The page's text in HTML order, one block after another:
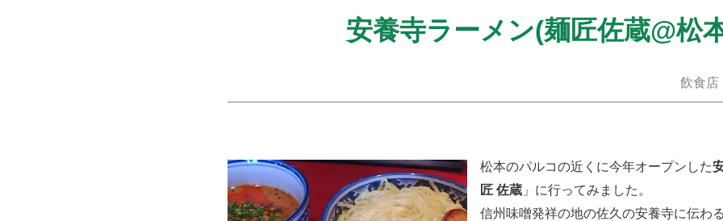
安養寺ラーメン(麺匠佐蔵@松
飲食店
松本のパルコの近くに今年オープンした
匠 佐蔵 」に行ってみました。
信州味噌発祥の地の佐久の安養寺に伝わ